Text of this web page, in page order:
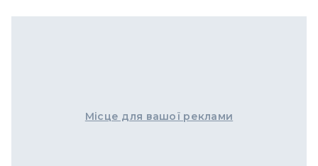
Місце для вашої реклами